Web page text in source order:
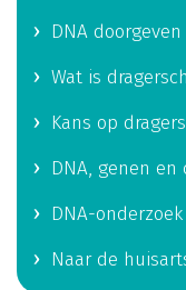
DNA
Wat is
Kans op
DNA, genen en
DNA-onderzoek
Naar de